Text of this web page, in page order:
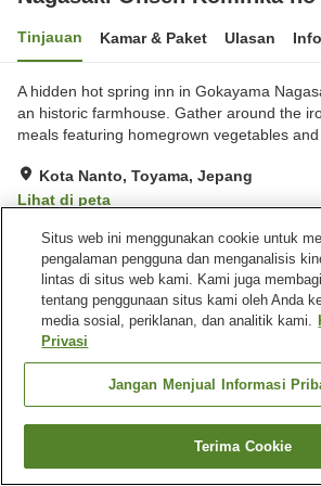
Tinjauan Kamar & Paket Ulasan
A hidden hot spring inn in Gokayama
an historic farmhouse. Gather around the
meals featuring homegrown vegetables and
Kota Nanto, Toyama, Jepang
Lihat di peta
Fasilitas properti
Tempat parkir
Mesin
Pemandian besar (air
panas)
Antar
Jepang Toyama
Kota Nanto
Nagasaki Onsen Kominka no Yado Okabe
Cari kamar
Situs web ini menggunakan cookie untuk
pengalaman pengguna dan menganalisis
lintas di situs web kami. Kami juga
tentang penggunaan situs kami oleh Anda
media sosial, periklanan, dan analitik kami.
Privasi
Jangan Menjual Informasi
Terima Cookie